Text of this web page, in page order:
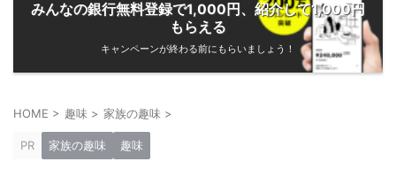
みんなの銀行無料登録で1,000円、紹介して1,000円
もらえる
キャンペーンが終わる前にもらいましょう！
HOME > 趣味 > 家族の趣味 >
PR 家族の趣味 趣味